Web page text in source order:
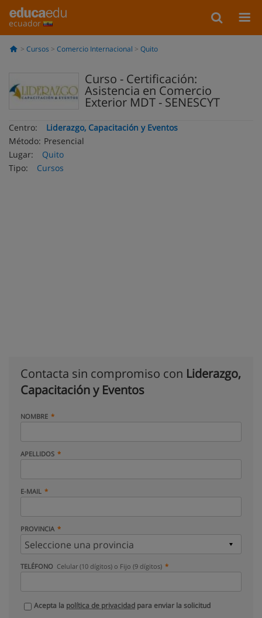
ecuador
Cursos Comercio Internacional Quito
Curso - Certificación:
Asistencia en Comercio
Exterior MDT - SENESCYT
Centro:
Liderazgo, Capacitación y Eventos
Método: Presencial
Lugar:
Quito
Tipo:
Cursos
Contacta sin compromiso con Liderazgo,
Capacitación y Eventos
NOMBRE
APELLIDOS
E-MAIL
PROVINCIA
TELÉFONO Celular (10 dígitos) o Fijo (9 dígitos)
Acepta la política de privacidad para enviar la solicitud